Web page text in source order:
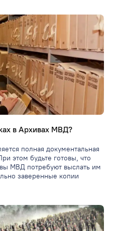
в Архивах МВД?
полная документальная
этом будьте готовы, что
МВД потребуют выслать им
заверенные копии